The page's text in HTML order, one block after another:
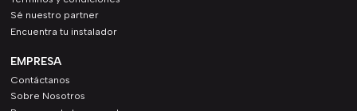
Sé nuestro partner
Encuentra tu instalador
EMPRESA
Contáctanos
Sobre Nosotros